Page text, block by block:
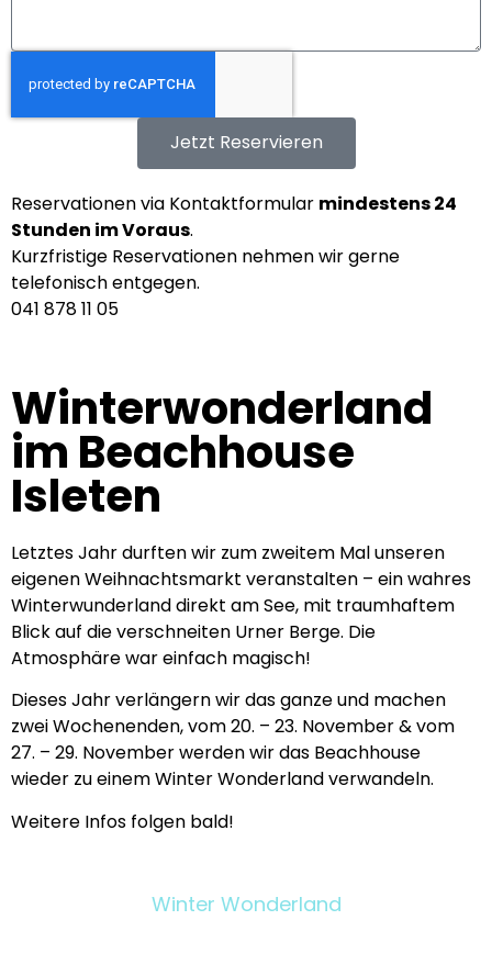
Jetzt Reservieren
Reservationen via Kontaktformular mindestens 24
Stunden im Voraus.
Kurzfristige Reservationen nehmen wir gerne
telefonisch entgegen.
041 878 11 05
Winterwonderland
im Beachhouse
Isleten
Letztes Jahr durften wir zum zweitem Mal unseren
eigenen Weihnachtsmarkt veranstalten – ein wahres
Winterwunderland direkt am See, mit traumhaftem
Blick auf die verschneiten Urner Berge. Die
Atmosphäre war einfach magisch!
Dieses Jahr verlängern wir das ganze und machen
zwei Wochenenden, vom 20. – 23. November & vom
27. – 29. November werden wir das Beachhouse
wieder zu einem Winter Wonderland verwandeln.
Weitere Infos folgen bald!
Winter Wonderland